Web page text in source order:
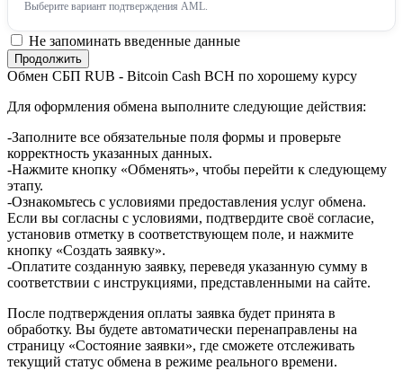
Выберите вариант подтверждения AML.
Не запоминать введенные данные
Обмен СБП RUB - Bitcoin Cash BCH по хорошему курсу
Для оформления обмена выполните следующие действия:
-Заполните все обязательные поля формы и проверьте
корректность указанных данных.
-Нажмите кнопку «Обменять», чтобы перейти к следующему
этапу.
-Ознакомьтесь с условиями предоставления услуг обмена.
Если вы согласны с условиями, подтвердите своё согласие,
установив отметку в соответствующем поле, и нажмите
кнопку «Создать заявку».
-Оплатите созданную заявку, переведя указанную сумму в
соответствии с инструкциями, представленными на сайте.
После подтверждения оплаты заявка будет принята в
обработку. Вы будете автоматически перенаправлены на
страницу «Состояние заявки», где сможете отслеживать
текущий статус обмена в режиме реального времени.